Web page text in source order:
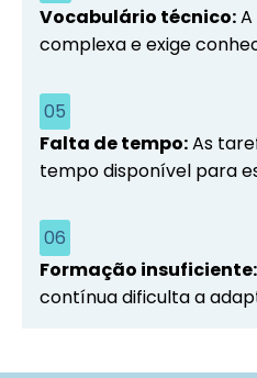
Vocabulário técnico:
complexa e exige
05
Falta de tempo:As
tempo disponível para
06
Formação insuficiente:
contínua dificulta a